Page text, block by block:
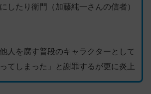
したり衛門（加藤純一さんの信者）
人を腐す普段のキャラクターとして
てしまった」と謝罪するが更に炎上